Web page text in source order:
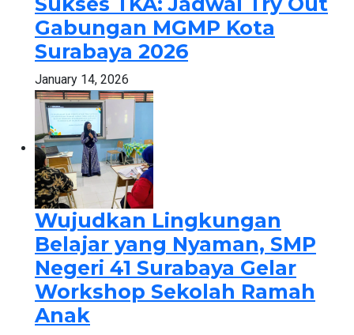
Gabungan MGMP Kota
Surabaya 2026
January 14, 2026
Wujudkan Lingkungan
Belajar yang Nyaman, SMP
Negeri 41 Surabaya Gelar
Workshop Sekolah Ramah
Anak